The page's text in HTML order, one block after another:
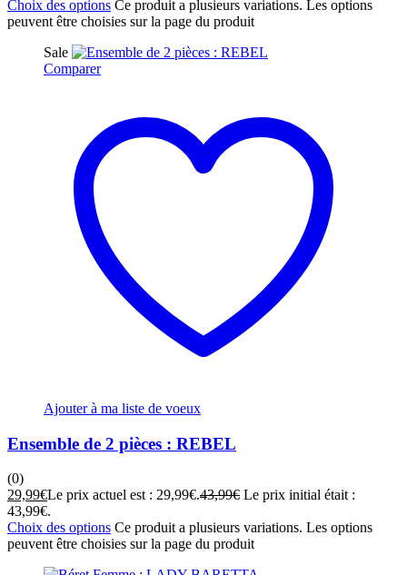
Choix des options Ce produit a plusieurs variations. Les options
peuvent être choisies sur la page du produit
Sale
Comparer
Ajouter à ma liste de voeux
Ensemble de 2 pièces : REBEL
(0)
29,99€Le prix actuel est : 29,99€.43,99€ Le prix initial était :
43,99€.
Choix des options Ce produit a plusieurs variations. Les options
peuvent être choisies sur la page du produit